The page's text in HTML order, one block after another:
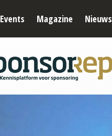
Events Magazine Nieuws